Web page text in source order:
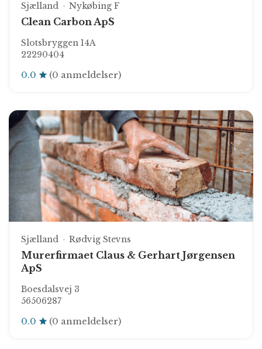
Sjælland Nykøbing F
Clean Carbon ApS
Slotsbryggen 14A
22290404
0.0 (0 anmeldelser)
Sjælland Rødvig Stevns
Murerfirmaet Claus & Gerhart Jørgensen
ApS
Boesdalsvej 3
56506287
0.0 (0 anmeldelser)